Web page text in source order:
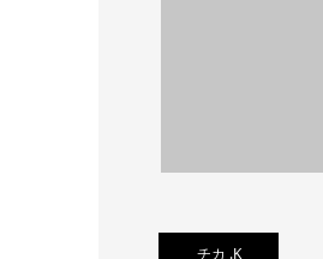
チカ .K